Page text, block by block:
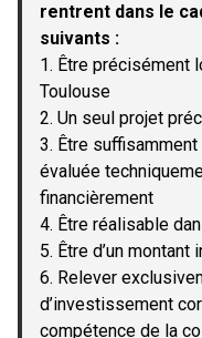
rentrent dans le
suivants :
1. Être précisément
Toulouse
2. Un seul projet
3. Être
évaluée
financièrement
4. Être réalisable
5. Être d’un
6. Relever
d’investissement
compétence de la